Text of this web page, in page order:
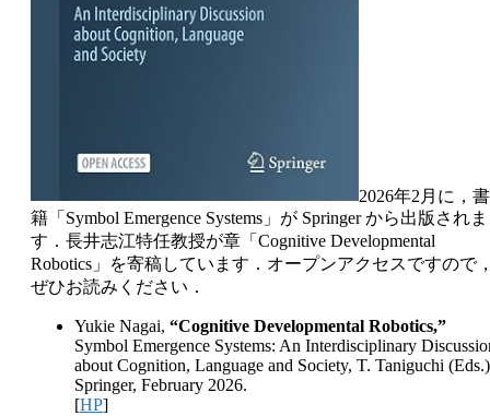
2026年2月に，書
籍「Symbol Emergence Systems」が Springer から出版されま
す．長井志江特任教授が章「Cognitive Developmental
Robotics」を寄稿しています．オープンアクセスですので
ぜひお読みください．
Yukie Nagai, “Cognitive Developmental Robotics,”
Symbol Emergence Systems: An Interdisciplinary
about Cognition, Language and Society, T. Taniguchi
Springer, February 2026.
[HP]